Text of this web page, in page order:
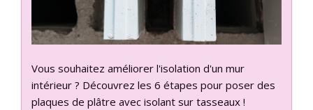
Vous souhaitez améliorer l'isolation d'un mur
intérieur ? Découvrez les 6 étapes pour poser des
plaques de plâtre avec isolant sur tasseaux !